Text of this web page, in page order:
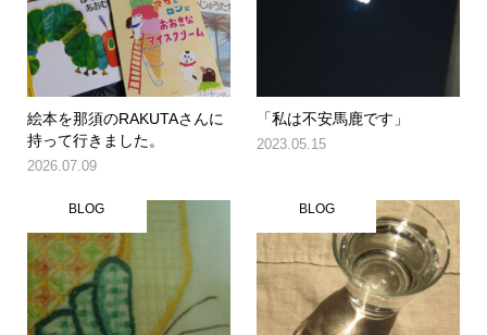
絵本を那須のRAKUTAさんに
持って行きました。
2026.07.09
「私は不安馬鹿です」
2023.05.15
BLOG BLOG